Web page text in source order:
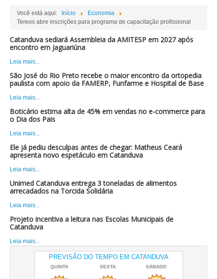
Você está aqui: Início
Economia
Tereos abre inscrições para programa de capacitação profissional
Catanduva sediará Assembleia da AMITESP em 2027 após
encontro em Jaguariúna
Leia mais...
São José do Rio Preto recebe o maior encontro da ortopedia
paulista com apoio da FAMERP, Funfarme e Hospital de Base
Leia mais...
Boticário estima alta de 45% em vendas no e-commerce para
o Dia dos Pais
Leia mais...
Ele já pediu desculpas antes de chegar: Matheus Ceará
apresenta novo espetáculo em Catanduva
Leia mais...
Unimed Catanduva entrega 3 toneladas de alimentos
arrecadados na Torcida Solidária
Leia mais...
Projeto incentiva a leitura nas Escolas Municipais de
Catanduva
Leia mais...